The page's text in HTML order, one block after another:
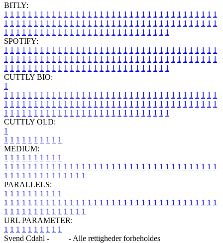
BITLY:
1 1 1 1 1 1 1 1 1 1 1 1 1 1 1 1 1 1 1 1 1 1 1 1 1 1 1 1 1 1 1 1 1 1 1 1
1 1 1 1 1 1 1 1 1 1 1 1 1 1 1 1 1 1 1 1 1 1 1 1 1 1 1 1 1 1 1 1 1 1 1 1
1 1 1 1 1 1 1 1 1 1 1 1 1 1 1 1 1 1 1 1 1 1 1 1 1 1 1 1
SPOTIFY:
1 1 1 1 1 1 1 1 1 1 1 1 1 1 1 1 1 1 1 1 1 1 1 1 1 1 1 1 1 1 1 1 1 1 1 1
1 1 1 1 1 1 1 1 1 1 1 1 1 1 1 1 1 1 1 1 1 1 1 1 1 1 1 1 1 1 1 1 1 1 1 1
1 1 1 1 1 1 1 1 1 1 1 1 1 1 1 1 1 1 1 1 1 1 1 1 1 1 1 1
CUTTLY BIO:
1
1 1 1 1 1 1 1 1 1 1 1 1 1 1 1 1 1 1 1 1 1 1 1 1 1 1 1 1 1 1 1 1 1 1 1 1
1 1 1 1 1 1 1 1 1 1 1 1 1 1 1 1 1 1 1 1 1 1 1 1 1 1 1 1 1 1 1 1 1 1 1 1
1 1 1 1 1 1 1 1 1 1 1 1 1 1 1 1 1 1 1 1 1 1 1 1 1 1 1 1
CUTTLY OLD:
1
1 1 1 1 1 1 1 1 1 1
MEDIUM:
1 1 1 1 1 1 1 1 1 1
1 1 1 1 1 1 1 1 1 1 1 1 1 1 1 1 1 1 1 1 1 1 1 1 1 1 1 1 1 1 1 1 1 1 1 1
1 1 1 1 1 1 1 1 1 1 1 1 1 1
PARALLELS:
1 1 1 1 1 1 1 1 1 1
1 1 1 1 1 1 1 1 1 1 1 1 1 1 1 1 1 1 1 1 1 1 1 1 1 1 1 1 1 1 1 1 1 1 1 1
1 1 1 1 1 1 1 1 1 1 1 1 1 1
URL PARAMETER:
1 1 1 1 1 1 1 1 1 1
Svend Cdahl -
- Alle rettigheder forbeholdes